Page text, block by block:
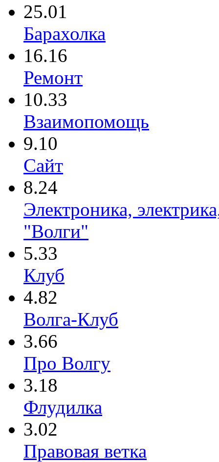
25.01
Барахолка
16.16
Ремонт
10.33
Взаимопомощь
9.10
Сайт
8.24
Электроника,
"Волги"
5.33
Клуб
4.82
Волга-Клуб
3.66
Про Волгу
3.18
Флудилка
3.02
Правовая ветка